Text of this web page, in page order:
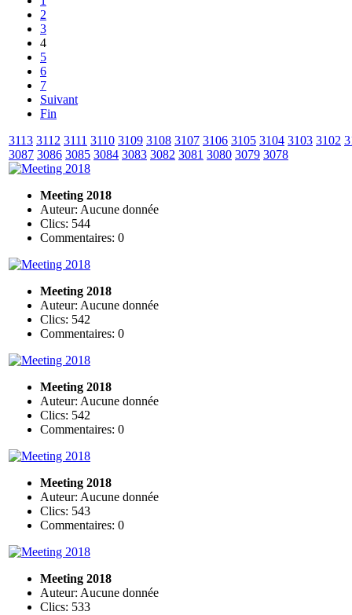
2
3
4
5
6
7
Suivant
Fin
3113 3112 3111 3110 3109 3108 3107 3106 3105 3104 3103 3102
3087 3086 3085 3084 3083 3082 3081 3080 3079 3078
Meeting 2018
Auteur: Aucune donnée
Clics: 544
Commentaires: 0
Meeting 2018
Auteur: Aucune donnée
Clics: 542
Commentaires: 0
Meeting 2018
Auteur: Aucune donnée
Clics: 542
Commentaires: 0
Meeting 2018
Auteur: Aucune donnée
Clics: 543
Commentaires: 0
Meeting 2018
Auteur: Aucune donnée
Clics: 533